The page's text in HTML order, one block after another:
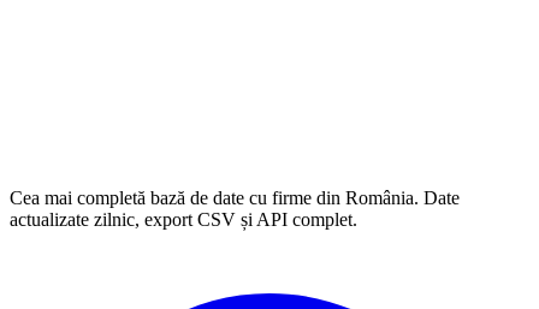
Cea mai completă bază de date cu firme din România. Date
actualizate zilnic, export CSV și API complet.